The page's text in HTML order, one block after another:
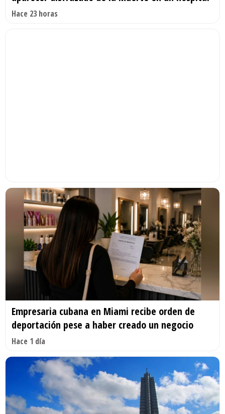
Hace 23 horas
Empresaria cubana en Miami recibe orden de
deportación pese a haber creado un negocio
Hace 1 día